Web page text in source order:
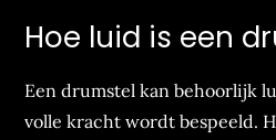
Hoe luid is een
Een drumstel kan behoorlijk
volle kracht wordt bespeeld.